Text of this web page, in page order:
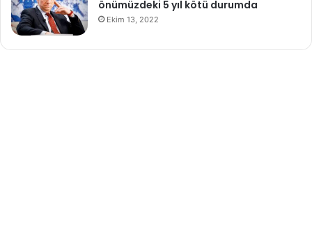
önümüzdeki 5 yıl kötü durumda
Ekim 13, 2022